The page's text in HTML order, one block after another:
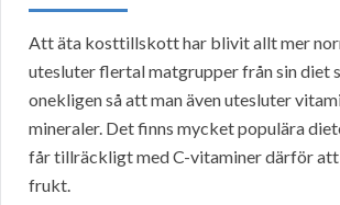
Att äta kosttillskott har blivit allt mer
utesluter flertal matgrupper från sin diet
onekligen så att man även utesluter
mineraler. Det finns mycket populära
får tillräckligt med C-vitaminer därför att
frukt.